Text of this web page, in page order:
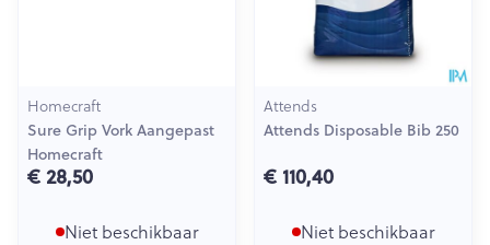
Homecraft
Sure Grip Vork Aangepast
Homecraft
€ 28,50
Niet beschikbaar
Attends
Attends Disposable Bib 250
€ 110,40
Niet beschikbaar